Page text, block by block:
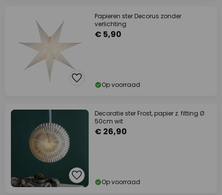
Papieren ster Decorus zonder
verlichting
€ 5,90
Op voorraad
Decoratie ster Frost, papier z. fitting Ø
50cm wit
€ 26,90
Op voorraad